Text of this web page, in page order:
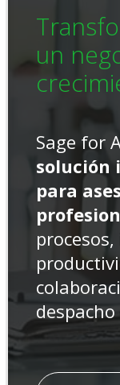
un
Sage for
solución
para